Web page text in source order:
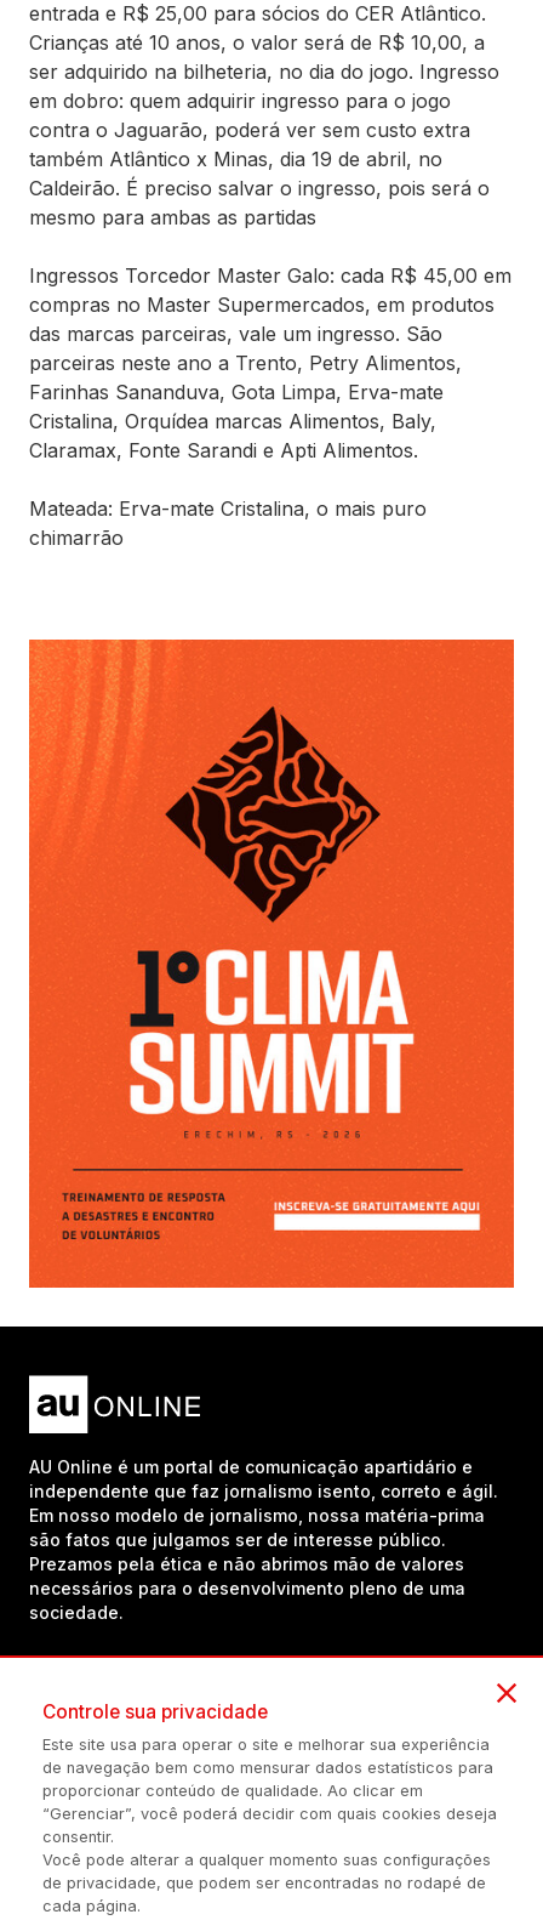
entrada e R$ 25,00 para sócios do CER Atlântico.
Crianças até 10 anos, o valor será de R$ 10,00, a
ser adquirido na bilheteria, no dia do jogo. Ingresso
em dobro: quem adquirir ingresso para o jogo
contra o Jaguarão, poderá ver sem custo extra
também Atlântico x Minas, dia 19 de abril, no
Caldeirão. É preciso salvar o ingresso, pois será o
mesmo para ambas as partidas
Ingressos Torcedor Master Galo: cada R$ 45,00 em
compras no Master Supermercados, em produtos
das marcas parceiras, vale um ingresso. São
parceiras neste ano a Trento, Petry Alimentos,
Farinhas Sananduva, Gota Limpa, Erva-mate
Cristalina, Orquídea marcas Alimentos, Baly,
Claramax, Fonte Sarandi e Apti Alimentos.
Mateada: Erva-mate Cristalina, o mais puro
chimarrão
AU Online é um portal de comunicação apartidário e
independente que faz jornalismo isento, correto e ágil.
Em nosso modelo de jornalismo, nossa matéria-prima
são fatos que julgamos ser de interesse público.
Prezamos pela ética e não abrimos mão de valores
necessários para o desenvolvimento pleno de uma
sociedade.
(54) 98434-8385
Política de privacidade Configuração de Cookies Quem Somos
Controle sua privacidade
Este site usa para operar o site e melhorar sua experiência
de navegação bem como mensurar dados estatísticos para
proporcionar conteúdo de qualidade. Ao clicar em
“Gerenciar”, você poderá decidir com quais cookies deseja
consentir.
Você pode alterar a qualquer momento suas configurações
de privacidade, que podem ser encontradas no rodapé de
cada página.